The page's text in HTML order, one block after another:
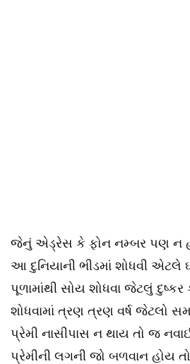
જેનું એડ્રેસ કે ફોન નમ્બર પણ ન
આ દુનિયાની ભીડમાં શોધવી એટલે
પૂળામાંથી સોય શોધવા જેટલું
શોધવામાં ત્રણ ત્રણ વર્ષ જેટલો
પ્રેમી નાસીપાસ ન થાય તો જ
પ્રેમીની લગની જો બળવાન હોય